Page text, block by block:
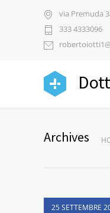
via Premuda
333 4333096
Archives
25 SETTEMBRE